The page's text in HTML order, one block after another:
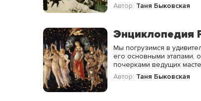
Автор: Таня Быковская
Энциклопедия
Мы погрузимся в
его основными этапами,
почерками ведущих
Автор: Таня Быковская